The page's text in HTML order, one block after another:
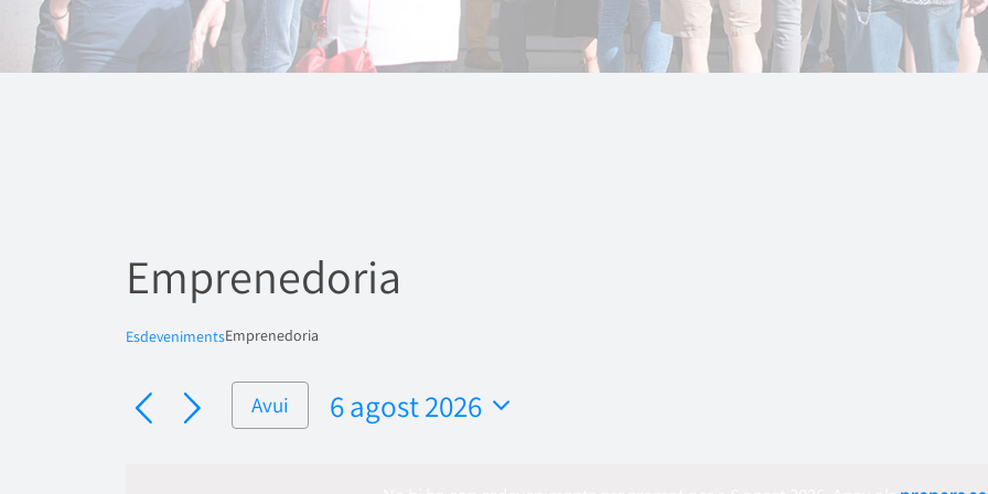
Emprenedoria
EsdevenimentsEmprenedoria
Avui
6 agost 2026